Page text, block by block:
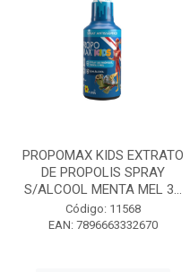
PROPOMAX KIDS EXTRATO
DE PROPOLIS SPRAY
S/ALCOOL MENTA MEL 3...
Código: 11568
EAN: 7896663332670